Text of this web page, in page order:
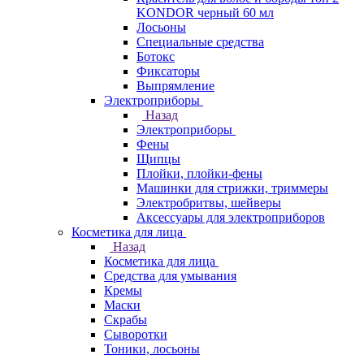
KONDOR черный 60 мл
Лосьоны
Специальные средства
Ботокс
Фиксаторы
Выпрямление
Электроприборы
Назад
Электроприборы
Фены
Щипцы
Плойки, плойки-фены
Машинки для стрижки, триммеры
Электробритвы, шейверы
Аксессуары для электроприборов
Косметика для лица
Назад
Косметика для лица
Средства для умывания
Кремы
Маски
Скрабы
Сыворотки
Тоники, лосьоны